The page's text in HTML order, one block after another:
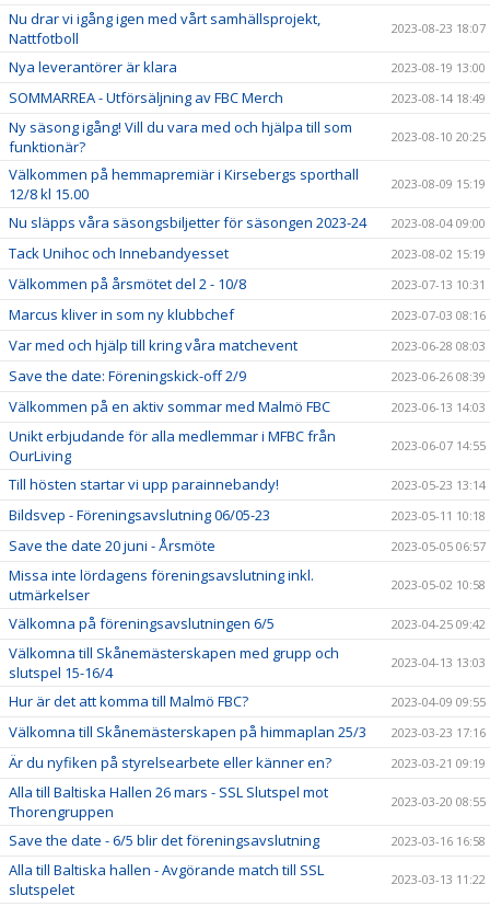
Nu drar vi igång igen med vårt samhällsprojekt,
Nattfotboll
2023-08-23 18:07
Nya leverantörer är klara 2023-08-19 13:00
SOMMARREA - Utförsäljning av FBC Merch 2023-08-14 18:49
Ny säsong igång! Vill du vara med och hjälpa till som
funktionär?
2023-08-10 20:25
Välkommen på hemmapremiär i Kirsebergs sporthall
12/8 kl 15.00
2023-08-09 15:19
Nu släpps våra säsongsbiljetter för säsongen 2023-24 2023-08-04 09:00
Tack Unihoc och Innebandyesset 2023-08-02 15:19
Välkommen på årsmötet del 2 - 10/8 2023-07-13 10:31
Marcus kliver in som ny klubbchef 2023-07-03 08:16
Var med och hjälp till kring våra matchevent 2023-06-28 08:03
Save the date: Föreningskick-off 2/9 2023-06-26 08:39
Välkommen på en aktiv sommar med Malmö FBC 2023-06-13 14:03
Unikt erbjudande för alla medlemmar i MFBC från
OurLiving
2023-06-07 14:55
Till hösten startar vi upp parainnebandy! 2023-05-23 13:14
Bildsvep - Föreningsavslutning 06/05-23 2023-05-11 10:18
Save the date 20 juni - Årsmöte 2023-05-05 06:57
Missa inte lördagens föreningsavslutning inkl.
utmärkelser
2023-05-02 10:58
Välkomna på föreningsavslutningen 6/5 2023-04-25 09:42
Välkomna till Skånemästerskapen med grupp och
slutspel 15-16/4
2023-04-13 13:03
Hur är det att komma till Malmö FBC? 2023-04-09 09:55
Välkomna till Skånemästerskapen på himmaplan 25/3 2023-03-23 17:16
Är du nyfiken på styrelsearbete eller känner en? 2023-03-21 09:19
Alla till Baltiska Hallen 26 mars - SSL Slutspel mot
Thorengruppen
2023-03-20 08:55
Save the date - 6/5 blir det föreningsavslutning 2023-03-16 16:58
Alla till Baltiska hallen - Avgörande match till SSL
slutspelet
2023-03-13 11:22